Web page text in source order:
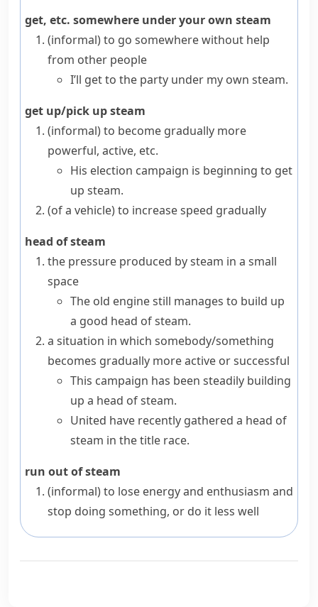
get, etc. somewhere under your own steam
(informal)to go somewhere without help
from other people
I’ll get to the party under my own steam.
get up/pick up steam
(informal)to become gradually more
powerful, active, etc.
His election campaign is beginning to get
up steam.
(of a vehicle)to increase speed gradually
head of steam
the pressure produced bysteam in a small
space
The old engine still manages to build up
a good head of steam.
a situation in which somebody/something
becomes gradually more active or successful
This campaign has been steadily building
up a head of steam.
United have recently gathered a head of
steam in the title race.
run out of steam
(informal)to lose energy and enthusiasm and
stop doing something, or do it less well